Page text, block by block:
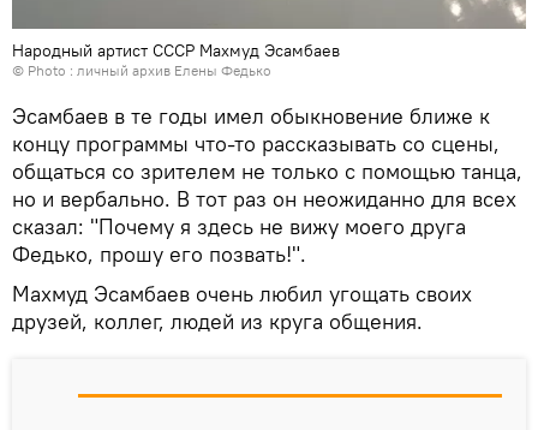
Народный артист СССР Махмуд Эсамбаев
© Photo : личный архив Елены Федько
Эсамбаев в те годы имел обыкновение ближе к
концу программы что-то рассказывать со сцены,
общаться со зрителем не только с помощью танца,
но и вербально. В тот раз он неожиданно для всех
сказал: "Почему я здесь не вижу моего друга
Федько, прошу его позвать!".
Махмуд Эсамбаев очень любил угощать своих
друзей, коллег, людей из круга общения.